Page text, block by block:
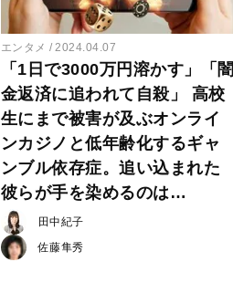
エンタメ 2024.04.07
「1日で3000万円溶かす」「闇
金返済に追われて自殺」 高校
生にまで被害が及ぶオンライ
ンカジノと低年齢化するギャ
ンブル依存症。追い込まれた
彼らが手を染めるのは…
田中紀子
佐藤隼秀